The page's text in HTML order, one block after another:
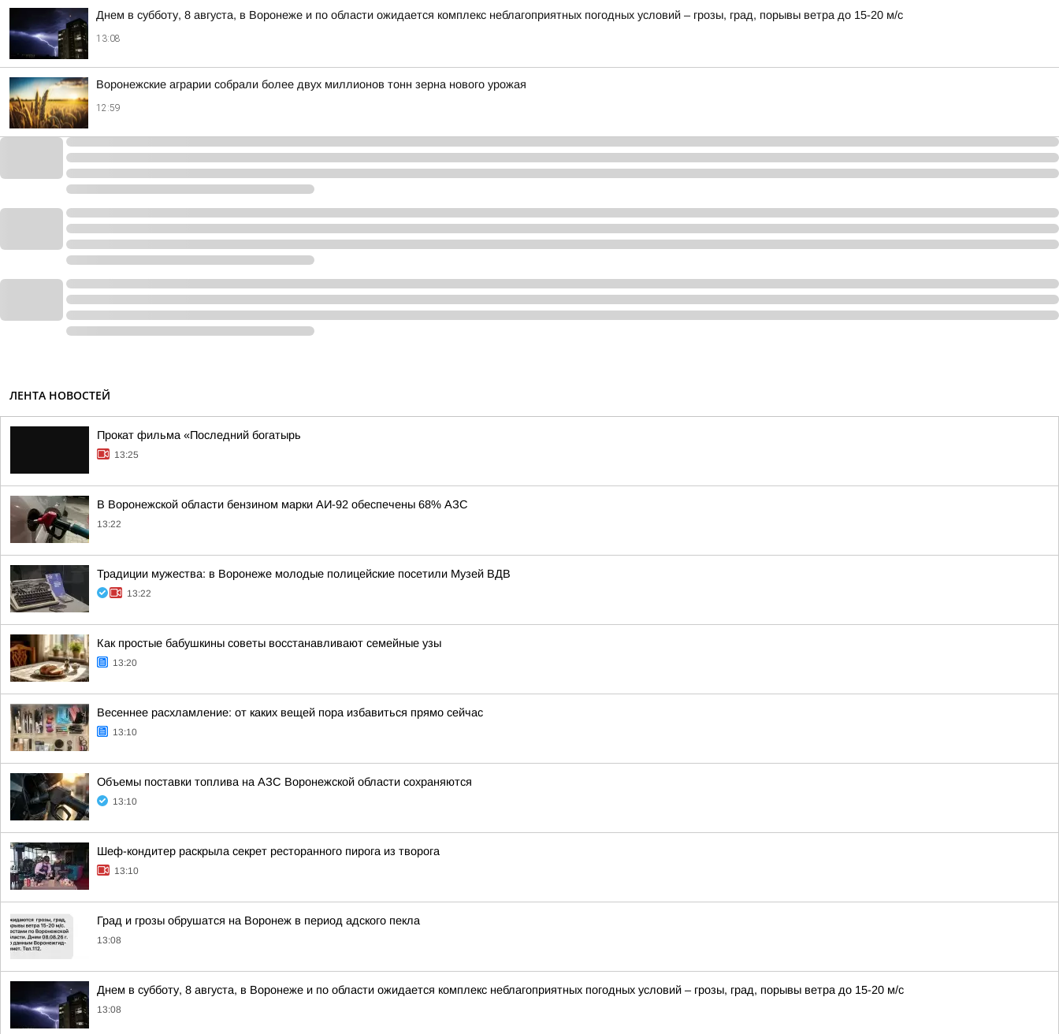
Днем в субботу, 8 августа, в Воронеже и по области ожидается комплекс неблагоприятных погодных условий – грозы, град, порывы ветра до 15-20 м/с
13:08
Воронежские аграрии собрали более двух миллионов тонн зерна нового урожая
12:59
ЛЕНТА НОВОСТЕЙ
Прокат фильма «Последний богатырь
13:25
В Воронежской области бензином марки АИ-92 обеспечены 68% АЗС
13:22
Традиции мужества: в Воронеже молодые полицейские посетили Музей ВДВ
13:22
Как простые бабушкины советы восстанавливают семейные узы
13:20
Весеннее расхламление: от каких вещей пора избавиться прямо сейчас
13:10
Объемы поставки топлива на АЗС Воронежской области сохраняются
13:10
Шеф-кондитер раскрыла секрет ресторанного пирога из творога
13:10
Град и грозы обрушатся на Воронеж в период адского пекла
13:08
Днем в субботу, 8 августа, в Воронеже и по области ожидается комплекс неблагоприятных погодных условий – грозы, град, порывы ветра до 15-20 м/с
13:08